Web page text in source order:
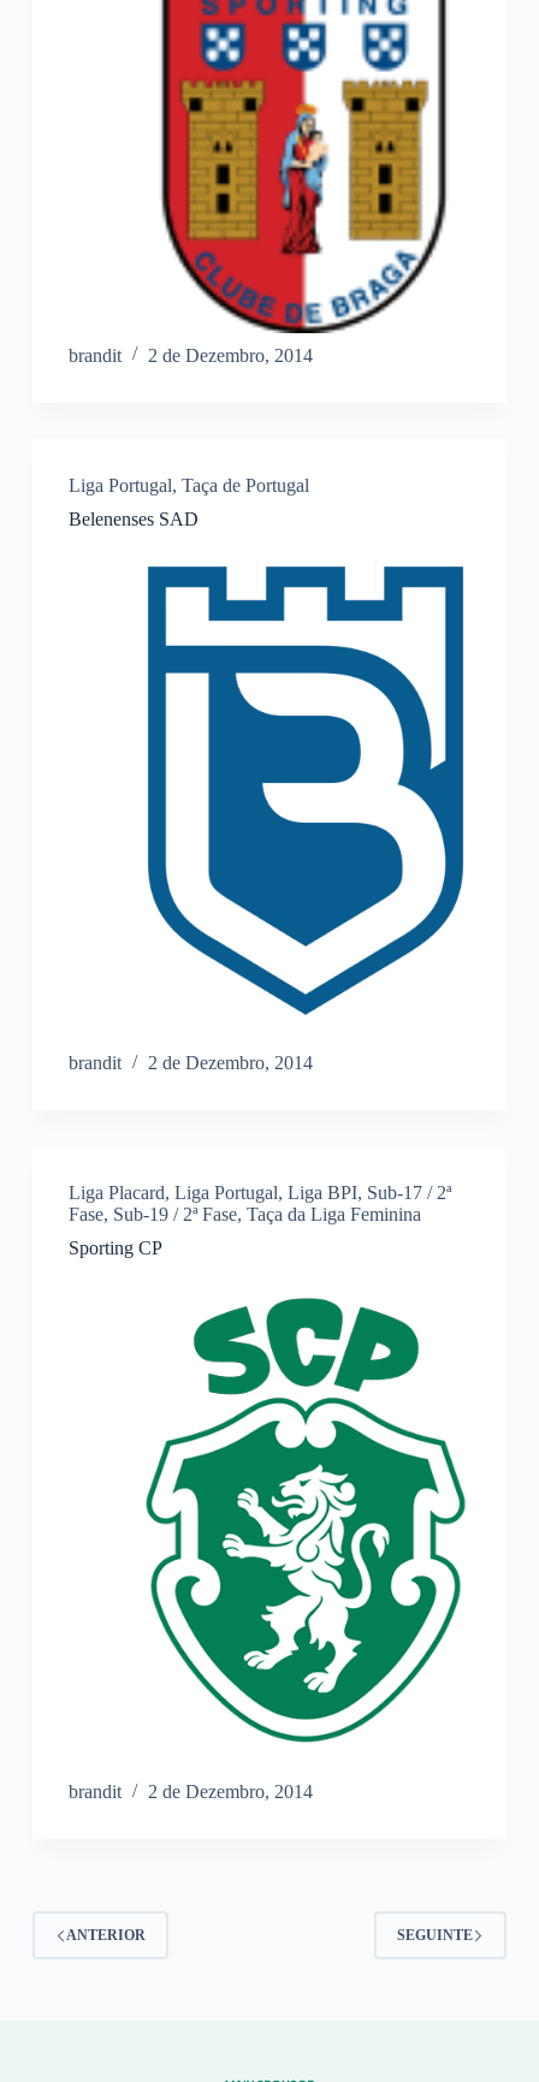
brandit 2 de Dezembro, 2014
Liga Portugal, Taça de Portugal
Belenenses SAD
brandit 2 de Dezembro, 2014
Liga Placard, Liga Portugal, Liga BPI, Sub-17 / 2ª
Fase, Sub-19 / 2ª Fase, Taça da Liga Feminina
Sporting CP
brandit 2 de Dezembro, 2014
ANTERIOR SEGUINTE